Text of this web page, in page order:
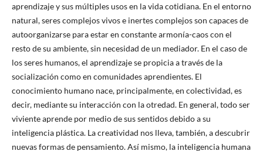
aprendizaje y sus múltiples usos en la vida cotidiana. En el entorno
natural, seres complejos vivos e inertes complejos son capaces de
autoorganizarse para estar en constante armonía-caos con el
resto de su ambiente, sin necesidad de un mediador. En el caso de
los seres humanos, el aprendizaje se propicia a través de la
socialización como en comunidades aprendientes. El
conocimiento humano nace, principalmente, en colectividad, es
decir, mediante su interacción con la otredad. En general, todo ser
viviente aprende por medio de sus sentidos debido a su
inteligencia plástica. La creatividad nos lleva, también, a descubrir
nuevas formas de pensamiento. Así mismo, la inteligencia humana